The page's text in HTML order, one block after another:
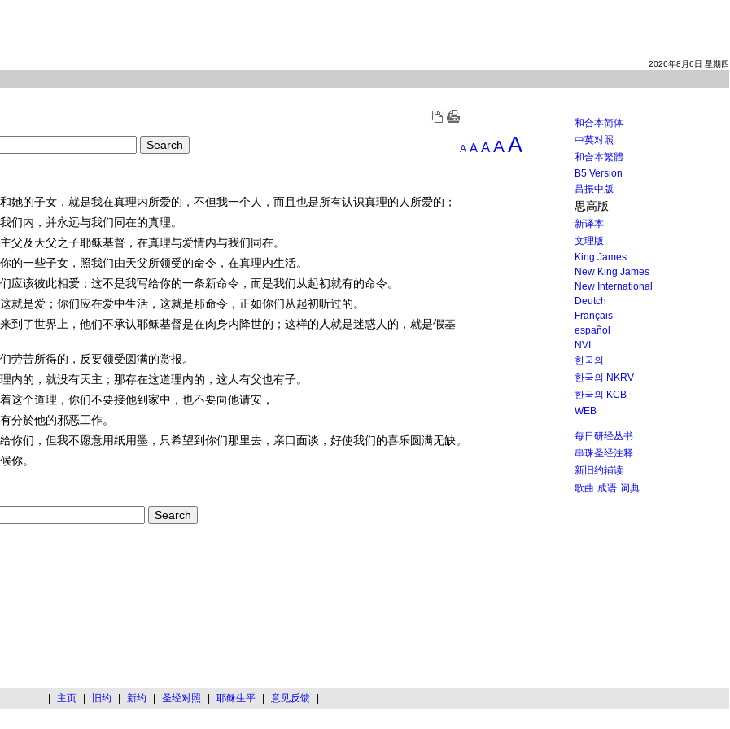
2026年8月6日 星期四
A A A AA
她的子女，就是我在真理内所爱的，不但我一个人，而且也是所有认识真理的人所爱的；
们内，并永远与我们同在的真理。
父及天父之子耶稣基督 ，在真理与爱情内与我们同在。
的一些子女，照我们由天父所领受的命令，在真理内生活。
应该彼此相爱；这不是我写给你的一条新命令，而是我们从起初就有的命令。
就是爱；你们应在爱中生活，这就是那命令，正如你们从起初听过的。
到了世界上，他们不承认耶稣基督是在肉身内降世的；这样的人就是迷惑人的，就是假基
劳苦所得的，反要领受圆满的赏报。
内的，就没有天主；那存在这道理内的，这人有父也有子。
这个道理，你们不要接他到家中，也不要向他请安，
分於他的邪恶工作。
你们，但我不愿意用纸用墨，只希望到你们那里去，亲口面谈，好使我们的喜乐圆满无缺。
你。
和合本简体
中英对照
和合本繁體
B5 Version
吕振中版
思高版
新译本
文理版
King James
New King James
New International
Deutch
Français
español
NVI
한국의
한국의 NKRV
한국의 KCB
WEB
每日研经丛书
串珠圣经注释
新旧约辅读
歌曲 成语 词典
| 主页 | 旧约 | 新约 | 圣经对照 | 耶稣生平 | 意见反馈 |